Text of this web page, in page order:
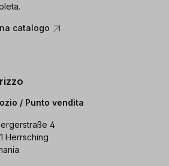
catalogo
/ Punto vendita
4
Herrsching